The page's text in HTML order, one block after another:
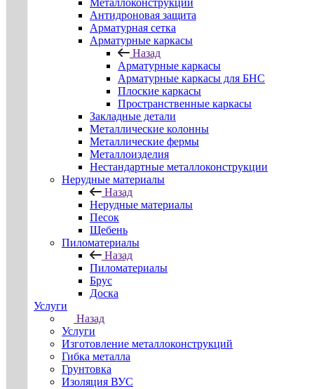
Металлоконструкции
Антидроновая защита
Арматурная сетка
Арматурные каркасы
Назад
Арматурные каркасы
Арматурные каркасы для БНС
Плоские каркасы
Пространственные каркасы
Закладные детали
Металлические колонны
Металлические фермы
Металлоизделия
Нестандартные металлоконструкции
Нерудные материалы
Назад
Нерудные материалы
Песок
Щебень
Пиломатериалы
Назад
Пиломатериалы
Брус
Доска
Услуги
Назад
Услуги
Изготовление металлоконструкций
Гибка металла
Грунтовка
Изоляция ВУС